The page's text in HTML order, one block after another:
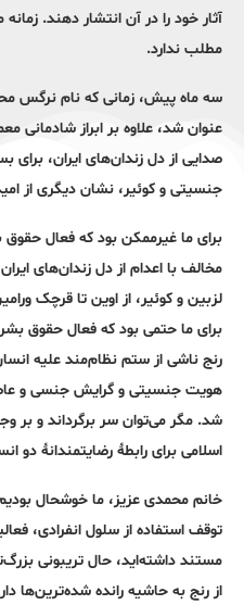
آثار خود را در آن انتشار دهند.
مطلب ندارد.
‌سه ماه پیش، زمانی که نام نرگس
عنوان شد، علاوه بر ابراز شادمانی
صدایی از دل زندان‌های ایران، برای
جنسیتی و کوئیر، نشان دیگری از
برای ما غیرممکن بود که فعال
مخالف با اعدام از دل زندان‌های
لزبین و کوئیر، از اوین تا قرچک
برای ما حتمی بود که فعال حقوق
رنج ناشی از ستم نظام‌مند علیه
هویت جنسیتی و گرایش جنسی‌ و
شد. مگر می‌توان سر برگرداند و بر
اسلامی برای رابطۀ رضایتمندانۀ
خانم محمدی عزیز، ما خوشحال
توقف استفاده از سلول انفرادی،
مستند داشته‌اید، حال تریبونی
از رنج به حاشیه رانده شده‌ترین‌ها